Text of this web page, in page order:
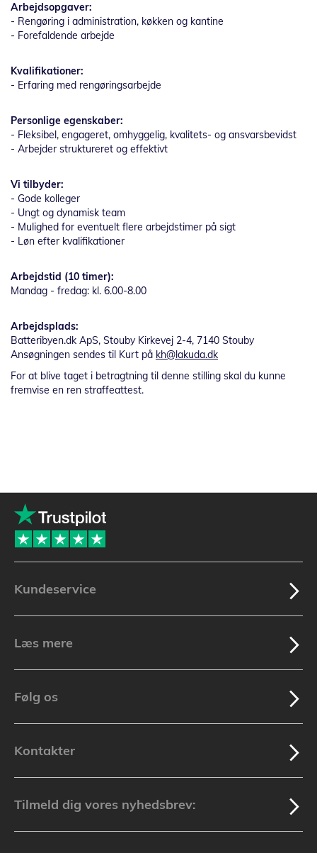
Arbejdsopgaver:
- Rengøring i administration, køkken og kantine
- Forefaldende arbejde
Kvalifikationer:
- Erfaring med rengøringsarbejde
Personlige egenskaber:
- Fleksibel, engageret, omhyggelig, kvalitets- og ansvarsbevidst
- Arbejder struktureret og effektivt
Vi tilbyder:
- Gode kolleger
- Ungt og dynamisk team
- Mulighed for eventuelt flere arbejdstimer på sigt
- Løn efter kvalifikationer
Arbejdstid (10 timer):
Mandag - fredag: kl. 6.00-8.00
Arbejdsplads:
Batteribyen.dk ApS, Stouby Kirkevej 2-4, 7140 Stouby
Ansøgningen sendes til Kurt på kh@lakuda.dk
For at blive taget i betragtning til denne stilling skal du kunne
fremvise en ren straffeattest.
Kundeservice
Læs mere
Følg os
Kontakter
Tilmeld dig vores nyhedsbrev: